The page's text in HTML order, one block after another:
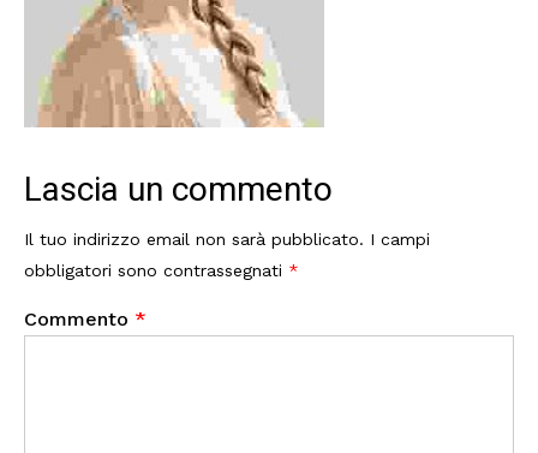
Lascia un commento
Il tuo indirizzo email non sarà pubblicato. I campi
obbligatori sono contrassegnati *
Commento *